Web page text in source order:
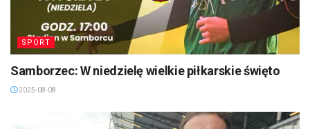
SPORT
Samborzec: W niedzielę wielkie piłkarskie święto
2025-08-08